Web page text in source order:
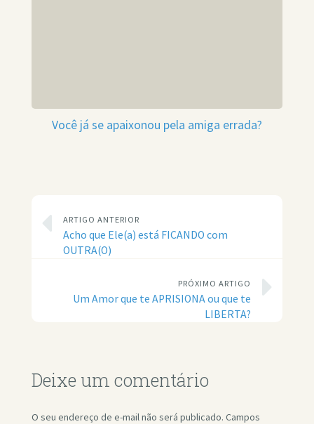
Você já se apaixonou pela amiga errada?
ARTIGO ANTERIOR
Acho que Ele(a) está FICANDO com
OUTRA(O)
PRÓXIMO ARTIGO
Um Amor que te APRISIONA ou que te
LIBERTA?
Deixe um comentário
O seu endereço de e-mail não será publicado. Campos